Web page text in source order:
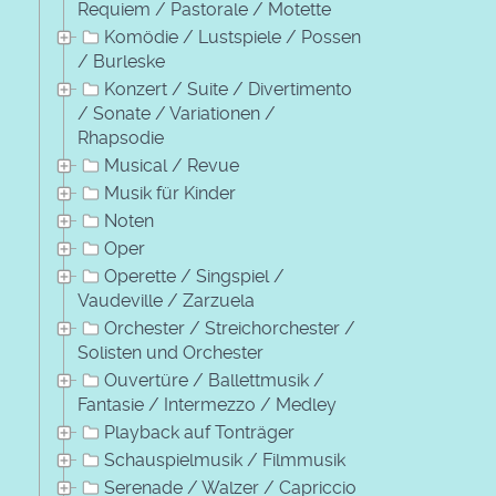
Requiem / Pastorale / Motette
Komödie / Lustspiele / Possen
/ Burleske
Konzert / Suite / Divertimento
/ Sonate / Variationen /
Rhapsodie
Musical / Revue
Musik für Kinder
Noten
Oper
Operette / Singspiel /
Vaudeville / Zarzuela
Orchester / Streichorchester /
Solisten und Orchester
Ouvertüre / Ballettmusik /
Fantasie / Intermezzo / Medley
Playback auf Tonträger
Schauspielmusik / Filmmusik
Serenade / Walzer / Capriccio